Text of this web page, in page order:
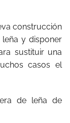
construcción
y disponer
sustituir una
casos el
de leña de